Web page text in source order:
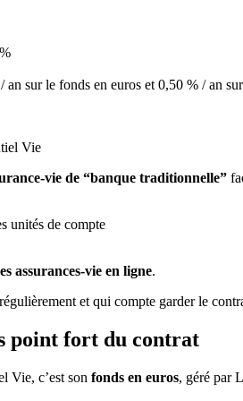
an sur le fonds en euros et 0,50 % / an
Vie
vie de “banque traditionnelle”
unités de compte
assurances-vie en ligne.
et qui compte garder le
point fort du contrat
Vie, c’est son fonds en euros, géré par